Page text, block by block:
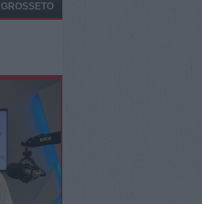
GROSSETO